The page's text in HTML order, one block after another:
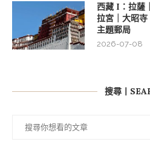
西藏 I：拉薩
拉宮｜大昭
主題郵局
2026-07-08
搜尋丨